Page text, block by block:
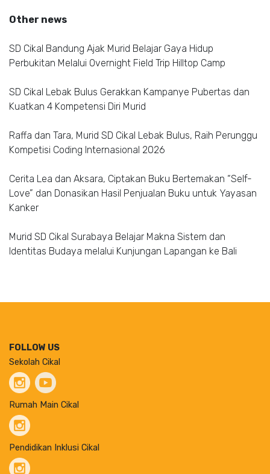
Other news
SD Cikal Bandung Ajak Murid Belajar Gaya Hidup
Perbukitan Melalui Overnight Field Trip Hilltop Camp
SD Cikal Lebak Bulus Gerakkan Kampanye Pubertas dan
Kuatkan 4 Kompetensi Diri Murid
Raffa dan Tara, Murid SD Cikal Lebak Bulus, Raih Perunggu
Kompetisi Coding Internasional 2026
Cerita Lea dan Aksara, Ciptakan Buku Bertemakan “Self-
Love” dan Donasikan Hasil Penjualan Buku untuk Yayasan
Kanker
Murid SD Cikal Surabaya Belajar Makna Sistem dan
Identitas Budaya melalui Kunjungan Lapangan ke Bali
FOLLOW US
Sekolah Cikal
Rumah Main Cikal
Pendidikan Inklusi Cikal